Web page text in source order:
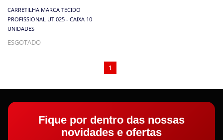
CARRETILHA MARCA TECIDO
PROFISSIONAL UT.025 - CAIXA 10
UNIDADES
ESGOTADO
1
Fique por dentro das nossas
novidades e ofertas